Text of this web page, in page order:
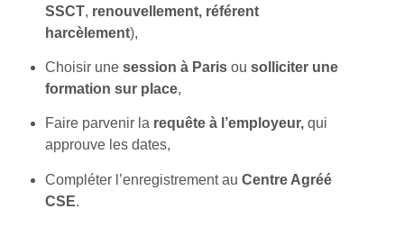
SSCT, renouvellement, référent
harcèlement),
Choisir une session à Paris ou solliciter une
formation sur place,
Faire parvenir la requête à l’employeur, qui
approuve les dates,
Compléter l’enregistrement au Centre Agréé
CSE.